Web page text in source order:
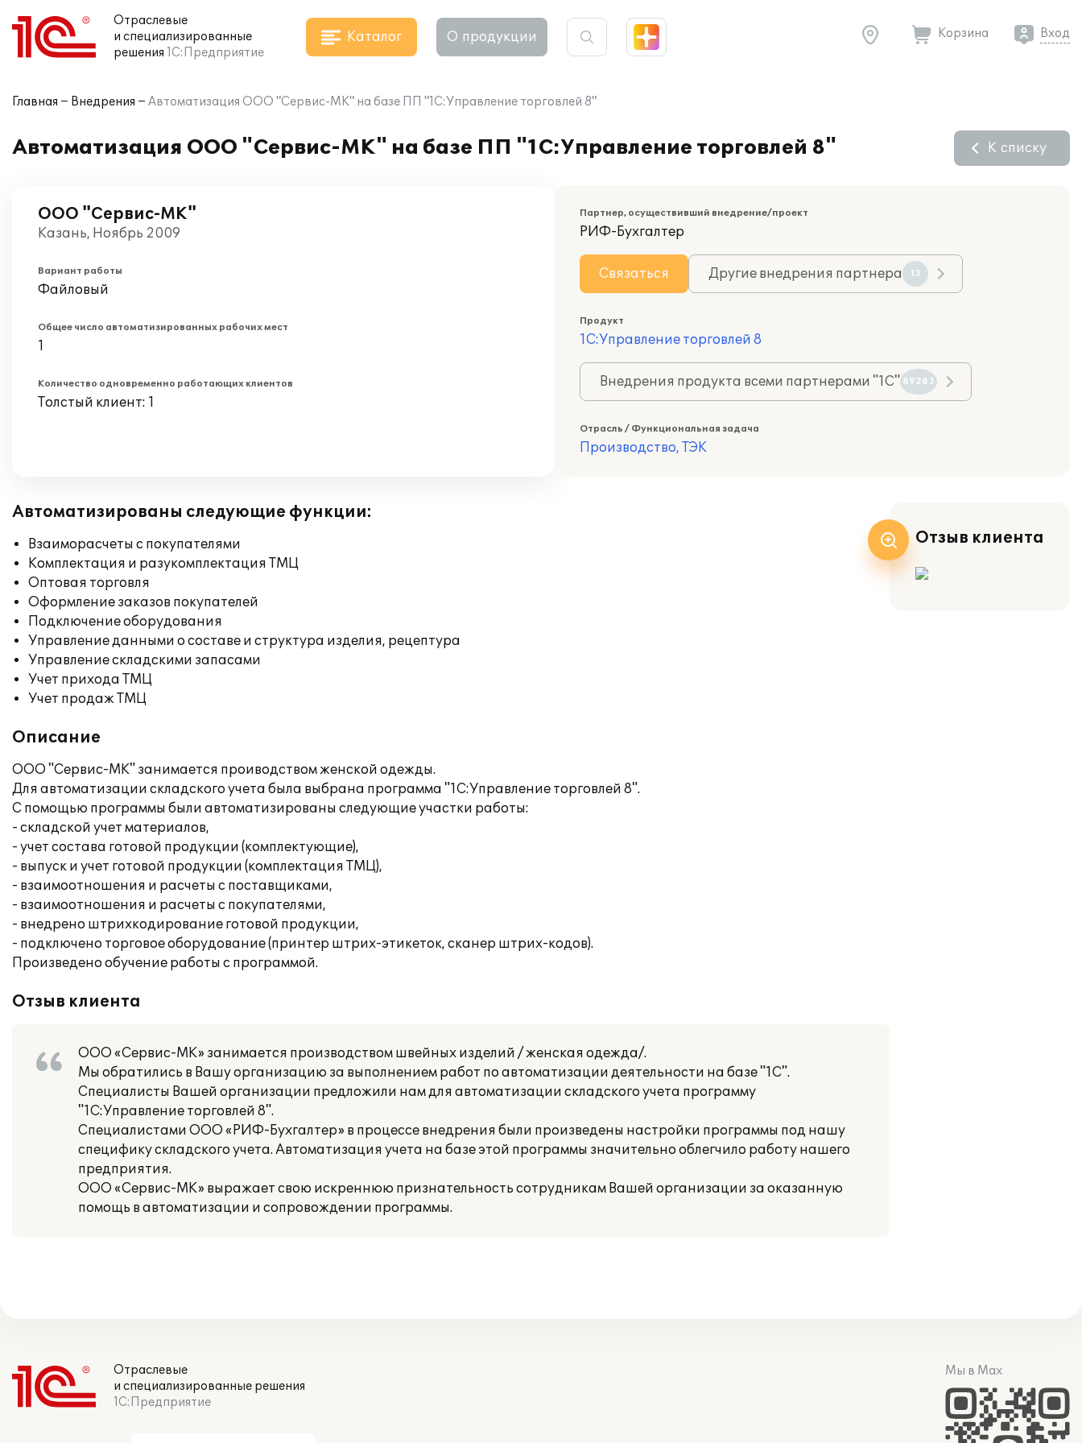
Отраслевые
и специализированные
решения 1С:Предприятие
Каталог О продукции Корзина Вход
Главная Внедрения Автоматизация ООО "Сервис-МК" на базе ПП "1С:Управление торговлей 8"
Автоматизация ООО "Сервис-МК" на базе ПП "1С:Управление торговлей 8" К списку
ООО "Сервис-МК"
Казань, Ноябрь 2009
Вариант работы
Файловый
Общее число автоматизированных рабочих мест
1
Количество одновременно работающих клиентов
Толстый клиент: 1
Партнер, осуществивший внедрение/проект
РИФ-Бухгалтер
Связаться Другие внедрения партнера 13
Продукт
1С:Управление торговлей 8
Внедрения продукта всеми партнерами "1С" 89283
Отрасль / Функциональная задача
Производство, ТЭК
Автоматизированы следующие функции:
Взаиморасчеты с покупателями
Комплектация и разукомплектация ТМЦ
Оптовая торговля
Оформление заказов покупателей
Подключение оборудования
Управление данными о составе и структура изделия, рецептура
Управление складскими запасами
Учет прихода ТМЦ
Учет продаж ТМЦ
Описание
ООО "Сервис-МК" занимается проиводством женской одежды.
Для автоматизации складского учета была выбрана программа "1С:Управление торговлей 8".
С помощью программы были автоматизированы следующие участки работы:
- складской учет материалов,
- учет состава готовой продукции (комплектующие),
- выпуск и учет готовой продукции (комплектация ТМЦ),
- взаимоотношения и расчеты с поставщиками,
- взаимоотношения и расчеты с покупателями,
- внедрено штрихкодирование готовой продукции,
- подключено торговое оборудование (принтер штрих-этикеток, сканер штрих-кодов).
Произведено обучение работы с программой.
Отзыв клиента
ООО «Сервис-МК» занимается производством швейных изделий / женская одежда/.
Мы обратились в Вашу организацию за выполнением работ по автоматизации деятельности на базе "1С".
Специалисты Вашей организации предложили нам для автоматизации складского учета программу
"1С:Управление торговлей 8".
Специалистами ООО «РИФ-Бухгалтер» в процессе внедрения были произведены настройки программы под нашу
специфику складского учета. Автоматизация учета на базе этой программы значительно облегчило работу нашего
предприятия.
ООО «Сервис-МК» выражает свою искреннюю признательность сотрудникам Вашей организации за оказанную
помощь в автоматизации и сопровождении программы.
Отзыв клиента
Отраслевые
и специализированные решения
1С:Предприятие
Мы в Max